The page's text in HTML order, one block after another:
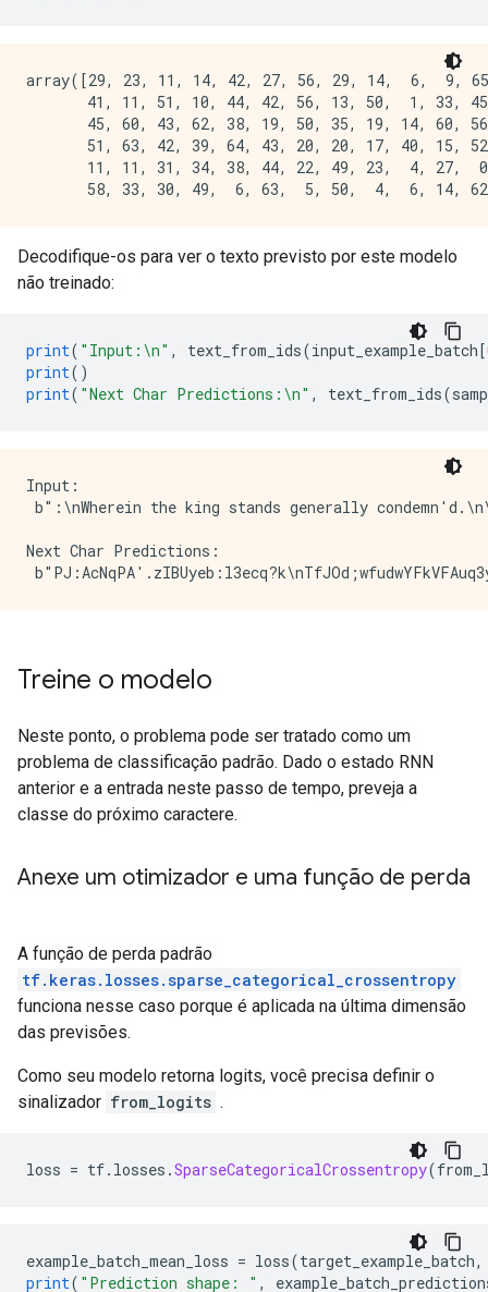
array([29, 23, 11, 14, 42, 27, 56, 29, 14,  6,  9,
41, 11, 51, 10, 44, 42, 56, 13, 50,  1, 33,
45, 60, 43, 62, 38, 19, 50, 35, 19, 14, 60,
51, 63, 42, 39, 64, 43, 20, 20, 17, 40, 15,
11, 11, 31, 34, 38, 44, 22, 49, 23,  4, 27,
Decodifique-os para ver o texto previsto por este modelo
não treinado:
print( "Input:\n" , text_from_ids(input_example_batch[
print()
print( "Next Char Predictions:\n" , text_from_ids(
Input:
b":\nWherein the king stands generally
Next Char Predictions:
Treine o modelo
Neste ponto, o problema pode ser tratado como um
problema de classificação padrão. Dado o estado RNN
anterior e a entrada neste passo de tempo, preveja a
classe do próximo caractere.
Anexe um otimizador e uma função de perda
A função de perda padrão
tf.keras.losses.sparse_categorical_crossentropy
funciona nesse caso porque é aplicada na última dimensão
das previsões.
Como seu modelo retorna logits, você precisa definir o
sinalizador from_logits .
loss = tf. losses .SparseCategoricalCrossentropy(
example_batch_mean_loss = loss(target_example_batch,
print( "Prediction shape: " ,